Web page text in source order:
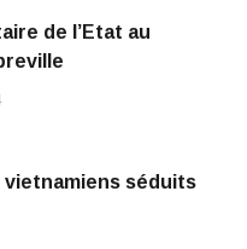
de l’Etat au
séduits